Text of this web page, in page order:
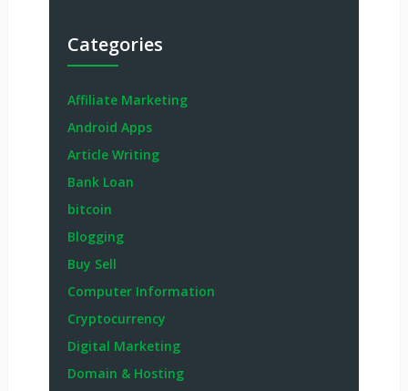
Categories
Affiliate Marketing
Android Apps
Article Writing
Bank Loan
bitcoin
Blogging
Buy Sell
Computer Information
Cryptocurrency
Digital Marketing
Domain & Hosting